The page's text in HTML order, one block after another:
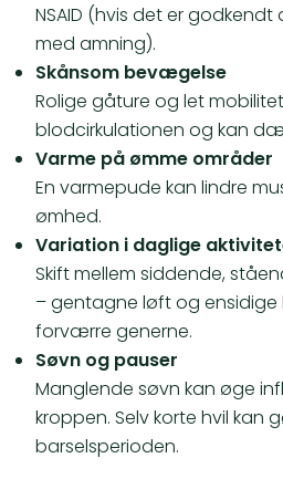
NSAID (hvis det er
med amning).
Skånsom bevægelse
Rolige gåture og let
blodcirkulationen og kan
Varme på ømme områder
En varmepude kan lindre
ømhed.
Variation i daglige
Skift mellem siddende,
– gentagne løft og
forværre generne.
Søvn og pauser
Manglende søvn kan øge
kroppen. Selv korte hvil kan
barselsperioden.